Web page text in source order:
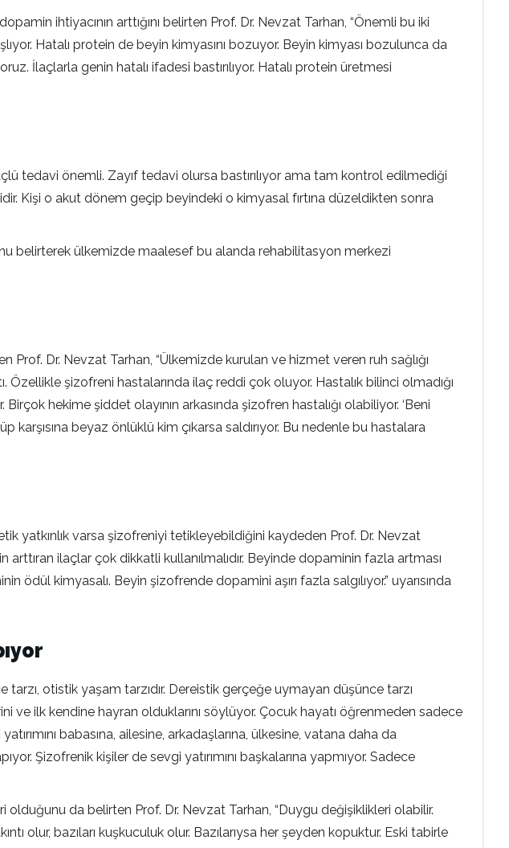
ihtiyacının arttığını belirten Prof. Dr. Nevzat Tarhan, “Önemli bu iki
Hatalı protein de beyin kimyasını bozuyor. Beyin kimyası bozulunca da
İlaçlarla genin hatalı ifadesi bastırılıyor. Hatalı protein üretmesi
tedavi önemli. Zayıf tedavi olursa bastırılıyor ama tam kontrol edilmediği
Kişi o akut dönem geçip beyindeki o kimyasal fırtına düzeldikten sonra
belirterek ülkemizde maalesef bu alanda rehabilitasyon merkezi
Prof. Dr. Nevzat Tarhan, “Ülkemizde kurulan ve hizmet veren ruh sağlığı
şizofreni hastalarında ilaç reddi çok oluyor. Hastalık bilinci olmadığı
hekime şiddet olayının arkasında şizofren hastalığı olabiliyor. ‘Beni
beyaz önlüklü kim çıkarsa saldırıyor. Bu nedenle bu hastalara
yatkınlık varsa şizofreniyi tetikleyebildiğini kaydeden Prof. Dr. Nevzat
ilaçlar çok dikkatli kullanılmalıdır. Beyinde dopaminin fazla artması
kimyasalı. Beyin şizofrende dopamini aşırı fazla salgılıyor.” uyarısında
tarzı, otistik yaşam tarzıdır. Dereistik gerçeğe uymayan düşünce tarzı
ve ilk kendine hayran olduklarını söylüyor. Çocuk hayatı öğrenmeden sadece
babasına, ailesine, arkadaşlarına, ülkesine, vatana daha da
Şizofrenik kişiler de sevgi yatırımını başkalarına yapmıyor. Sadece
da belirten Prof. Dr. Nevzat Tarhan, “Duygu değişiklikleri olabilir.
olur, bazıları kuşkuculuk olur. Bazılarıysa her şeyden kopuktur. Eski tabirle